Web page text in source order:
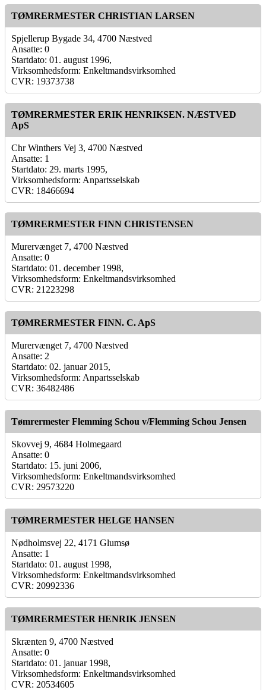
TØMRERMESTER CHRISTIAN LARSEN
Spjellerup Bygade 34, 4700 Næstved
Ansatte: 0
Startdato: 01. august 1996,
Virksomhedsform: Enkeltmandsvirksomhed
CVR: 19373738
TØMRERMESTER ERIK HENRIKSEN. NÆSTVED
ApS
Chr Winthers Vej 3, 4700 Næstved
Ansatte: 1
Startdato: 29. marts 1995,
Virksomhedsform: Anpartsselskab
CVR: 18466694
TØMRERMESTER FINN CHRISTENSEN
Murervænget 7, 4700 Næstved
Ansatte: 0
Startdato: 01. december 1998,
Virksomhedsform: Enkeltmandsvirksomhed
CVR: 21223298
TØMRERMESTER FINN. C. ApS
Murervænget 7, 4700 Næstved
Ansatte: 2
Startdato: 02. januar 2015,
Virksomhedsform: Anpartsselskab
CVR: 36482486
Tømrermester Flemming Schou v/Flemming Schou Jensen
Skovvej 9, 4684 Holmegaard
Ansatte: 0
Startdato: 15. juni 2006,
Virksomhedsform: Enkeltmandsvirksomhed
CVR: 29573220
TØMRERMESTER HELGE HANSEN
Nødholmsvej 22, 4171 Glumsø
Ansatte: 1
Startdato: 01. august 1998,
Virksomhedsform: Enkeltmandsvirksomhed
CVR: 20992336
TØMRERMESTER HENRIK JENSEN
Skrænten 9, 4700 Næstved
Ansatte: 0
Startdato: 01. januar 1998,
Virksomhedsform: Enkeltmandsvirksomhed
CVR: 20534605